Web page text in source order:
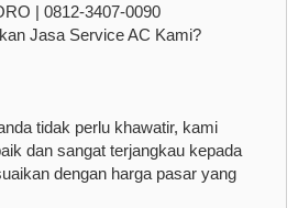
| 0812-3407-0090
Jasa Service AC Kami?
tidak perlu khawatir, kami
dan sangat terjangkau kepada
dengan harga pasar yang